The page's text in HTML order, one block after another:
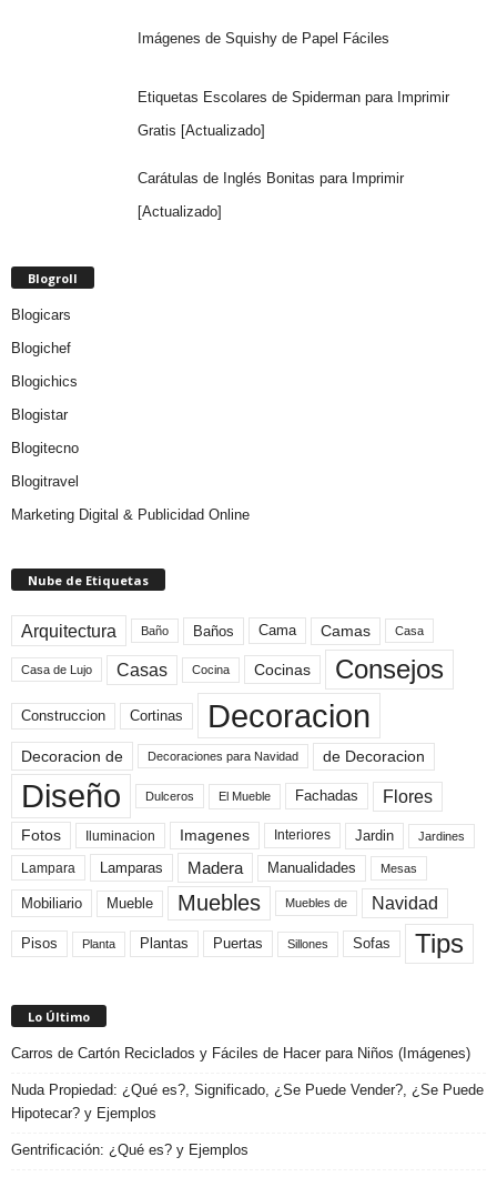
Imágenes de Squishy de Papel Fáciles
Etiquetas Escolares de Spiderman para Imprimir
Gratis [Actualizado]
Carátulas de Inglés Bonitas para Imprimir
[Actualizado]
Blogroll
Blogicars
Blogichef
Blogichics
Blogistar
Blogitecno
Blogitravel
Marketing Digital & Publicidad Online
Nube de Etiquetas
Arquitectura Baño Baños Cama Camas Casa
Casa de Lujo Casas Cocina Cocinas Consejos
Construccion Cortinas Decoracion
Decoracion de Decoraciones para Navidad de Decoracion
Diseño Dulceros El Mueble Fachadas Flores
Fotos Iluminacion Imagenes Interiores Jardin Jardines
Lampara Lamparas Madera Manualidades Mesas
Mobiliario Mueble Muebles Muebles de Navidad
Pisos Planta Plantas Puertas Sillones Sofas Tips
Lo Último
Carros de Cartón Reciclados y Fáciles de Hacer para Niños (Imágenes)
Nuda Propiedad: ¿Qué es?, Significado, ¿Se Puede Vender?, ¿Se Puede
Hipotecar? y Ejemplos
Gentrificación: ¿Qué es? y Ejemplos